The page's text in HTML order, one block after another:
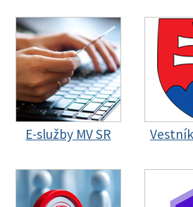
E-služby MV SR